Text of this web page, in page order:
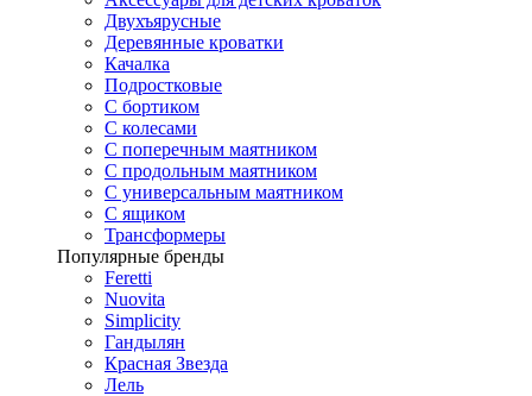
Двухъярусные
Деревянные кроватки
Качалка
Подростковые
С бортиком
С колесами
С поперечным маятником
С продольным маятником
С универсальным маятником
С ящиком
Трансформеры
Популярные бренды
Feretti
Nuovita
Simplicity
Гандылян
Красная Звезда
Лель